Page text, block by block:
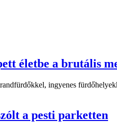
életbe a brutális
ingyenes
a pesti parketten